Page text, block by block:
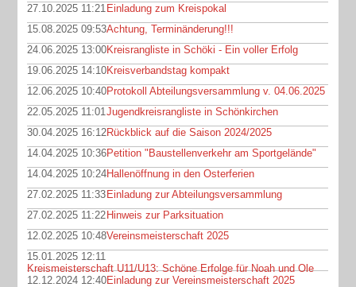
27.10.2025 11:21 Einladung zum Kreispokal
15.08.2025 09:53Achtung, Terminänderung!!!
24.06.2025 13:00Kreisrangliste in Schöki - Ein voller Erfolg
19.06.2025 14:10Kreisverbandstag kompakt
12.06.2025 10:40Protokoll Abteilungsversammlung v. 04.06.2025
22.05.2025 11:01 Jugendkreisrangliste in Schönkirchen
30.04.2025 16:12Rückblick auf die Saison 2024/2025
14.04.2025 10:36Petition "Baustellenverkehr am Sportgelände"
14.04.2025 10:24Hallenöffnung in den Osterferien
27.02.2025 11:33Einladung zur Abteilungsversammlung
27.02.2025 11:22Hinweis zur Parksituation
12.02.2025 10:48Vereinsmeisterschaft 2025
15.01.2025 12:11
Kreismeisterschaft U11/U13: Schöne Erfolge für Noah und Ole
12.12.2024 12:40Einladung zur Vereinsmeisterschaft 2025